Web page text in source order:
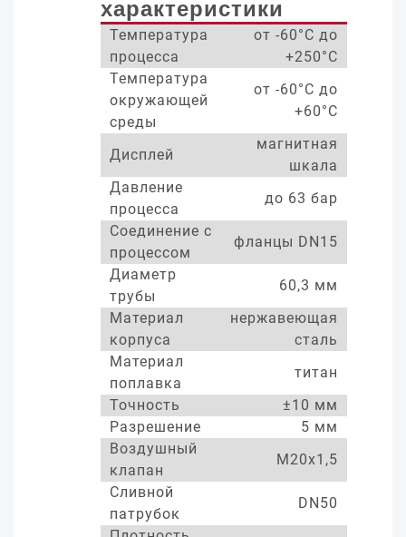
характеристики
Температура
процесса
от -60°С до
+250°С
Температура
окружающей
среды
от -60°С до
+60°С
Дисплей
магнитная
шкала
Давление
процесса
до 63 бар
Соединение с
процессом
фланцы DN15
Диаметр
трубы
60,3 мм
Материал
корпуса
нержавеющая
сталь
Материал
поплавка
титан
Точность
±10 мм
Разрешение
5 мм
Воздушный
клапан
М20х1,5
Сливной
патрубок
DN50